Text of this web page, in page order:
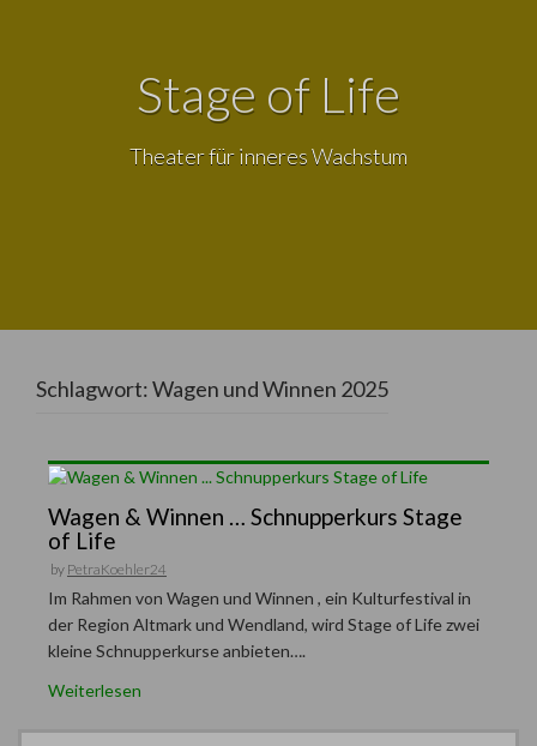
Stage of Life
Theater für inneres Wachstum
Schlagwort:Wagen und Winnen 2025
Wagen & Winnen … Schnupperkurs Stage
of Life
by PetraKoehler24
Im Rahmen von Wagen und Winnen , ein Kulturfestival in
der Region Altmark und Wendland, wird Stage of Life zwei
kleine Schnupperkurse anbieten….
Weiterlesen